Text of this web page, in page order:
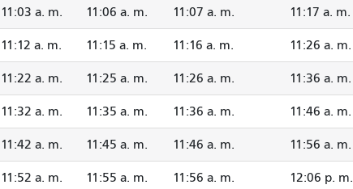
11:03 a. m. 11:06 a. m. 11:07 a. m. 11:17 a. m.
11:12 a. m. 11:15 a. m. 11:16 a. m. 11:26 a. m.
11:22 a. m. 11:25 a. m. 11:26 a. m. 11:36 a. m.
11:32 a. m. 11:35 a. m. 11:36 a. m. 11:46 a. m.
11:42 a. m. 11:45 a. m. 11:46 a. m. 11:56 a. m.
11:52 a. m. 11:55 a. m. 11:56 a. m. 12:06 p. m.